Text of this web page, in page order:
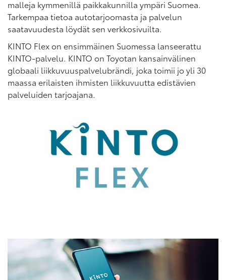
malleja kymmenillä paikkakunnilla ympäri Suomea.
Tarkempaa tietoa autotarjoomasta ja palvelun
saatavuudesta löydät sen verkkosivuilta.
KINTO Flex on ensimmäinen Suomessa lanseerattu
KINTO-palvelu. KINTO on Toyotan kansainvälinen
globaali liikkuvuuspalvelubrändi, joka toimii jo yli 30
maassa erilaisten ihmisten liikkuvuutta edistävien
palveluiden tarjoajana.